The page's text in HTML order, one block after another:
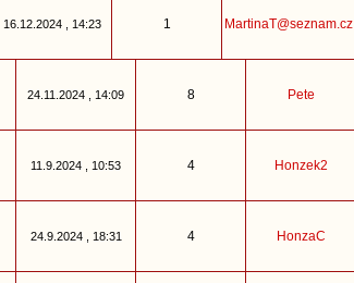
16.12.2024 , 14:23 1 MartinaT@seznam.cz
24.11.2024 , 14:09 8 Pete
11.9.2024 , 10:53 4 Honzek2
24.9.2024 , 18:31 4 HonzaC